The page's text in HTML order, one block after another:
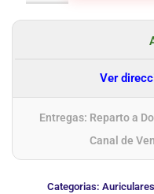
Ver
Entregas: Reparto a
Canal de
Categorias: